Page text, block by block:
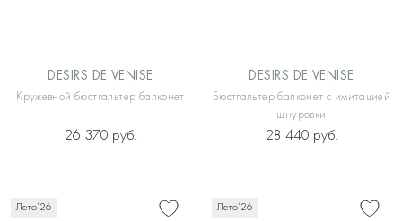
DESIRS DE VENISE
Кружевной бюстгальтер балконет
26 370 руб.
DESIRS DE VENISE
Бюстгальтер балконет с имитацией
шнуровки
28 440 руб.
Лето’26 Лето’26